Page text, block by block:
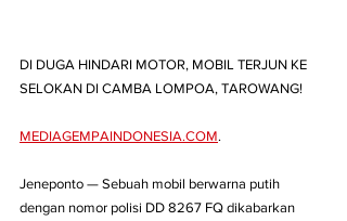
DI DUGA HINDARI MOTOR, MOBIL TERJUN KE
SELOKAN DI CAMBA LOMPOA, TAROWANG!
MEDIAGEMPAINDONESIA.COM.
Jeneponto — Sebuah mobil berwarna putih
dengan nomor polisi DD 8267 FQ dikabarkan